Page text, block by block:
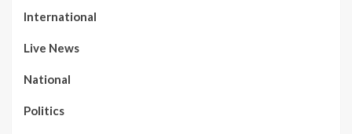
International
Live News
National
Politics